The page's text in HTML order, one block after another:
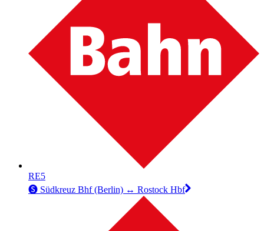
RE5
🅢 Südkreuz Bhf (Berlin) ↔︎ Rostock Hbf